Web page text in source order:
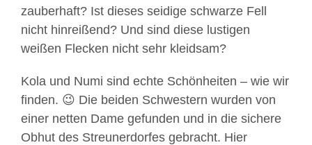
zauberhaft? Ist dieses seidige schwarze Fell
nicht hinreißend? Und sind diese lustigen
weißen Flecken nicht sehr kleidsam?
Kola und Numi sind echte Schönheiten – wie wir
finden. 😉 Die beiden Schwestern wurden von
einer netten Dame gefunden und in die sichere
Obhut des Streunerdorfes gebracht. Hier